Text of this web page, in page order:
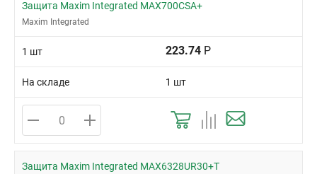
Защита Maxim Integrated MAX700CSA+
Maxim Integrated
1 шт 223.74 Р
На складе 1 шт
Защита Maxim Integrated MAX6328UR30+T